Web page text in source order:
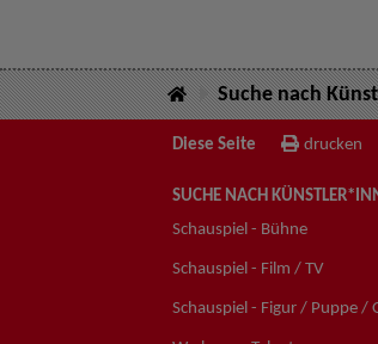
Suche nach
Diese Seite drucken
SUCHE NACH
Schauspiel - Bühne
Schauspiel - Film / TV
Schauspiel - Figur / Puppe /